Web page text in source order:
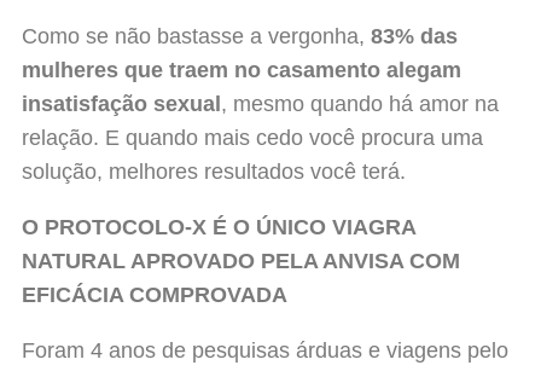
Como se não bastasse a vergonha, 83% das
mulheres que traem no casamento alegam
insatisfação sexual , mesmo quando há amor na
relação. E quando mais cedo você procura uma
solução, melhores resultados você terá.
O PROTOCOLO-X É O ÚNICO VIAGRA
NATURAL APROVADO PELA ANVISA COM
EFICÁCIA COMPROVADA
Foram 4 anos de pesquisas árduas e viagens pelo